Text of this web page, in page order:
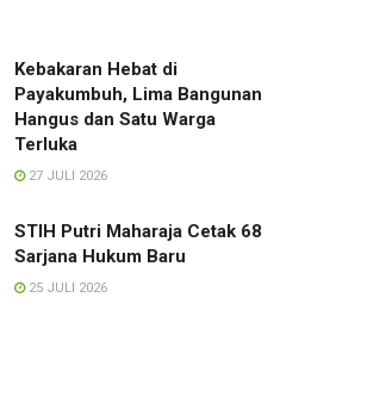
Kebakaran Hebat di
Payakumbuh, Lima Bangunan
Hangus dan Satu Warga
Terluka
27 JULI 2026
STIH Putri Maharaja Cetak 68
Sarjana Hukum Baru
25 JULI 2026